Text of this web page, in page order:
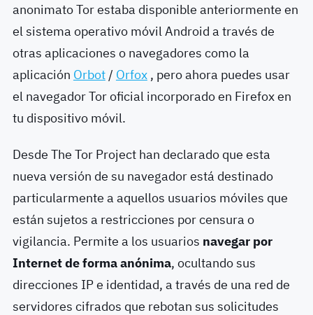
anonimato Tor estaba disponible anteriormente en
el sistema operativo móvil Android a través de
otras aplicaciones o navegadores como la
aplicación Orbot/ Orfox, pero ahora puedes usar
el navegador Tor oficial incorporado en Firefox en
tu dispositivo móvil.
Desde The Tor Project han declarado que esta
nueva versión de su navegador está destinado
particularmente a aquellos usuarios móviles que
están sujetos a restricciones por censura o
vigilancia. Permite a los usuarios navegar por
Internet de forma anónima, ocultando sus
direcciones IP e identidad, a través de una red de
servidores cifrados que rebotan sus solicitudes